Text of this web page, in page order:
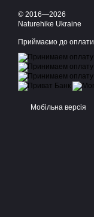
© 2016—2026
Naturehike Ukraine
Приймаємо до оплати
Мобільна версія